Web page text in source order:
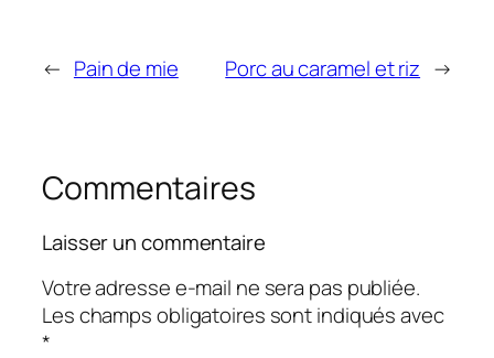
← Pain de mie Porc au caramel et riz →
Commentaires
Laisser un commentaire
Votre adresse e-mail ne sera pas publiée.
Les champs obligatoires sont indiqués avec
*